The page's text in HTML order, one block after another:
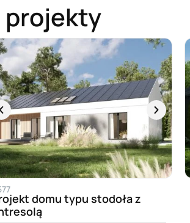
projekty
domu typu stodoła z